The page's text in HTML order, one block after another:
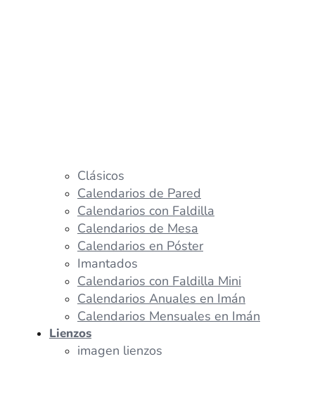
Clásicos
Calendarios de Pared
Calendarios con Faldilla
Calendarios de Mesa
Calendarios en Póster
Imantados
Calendarios con Faldilla Mini
Calendarios Anuales en Imán
Calendarios Mensuales en Imán
Lienzos
imagen lienzos